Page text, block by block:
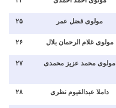
۲۵ مولوی فضل عمر
۲۶ مولوی غلام الرحمان بلال
۲۷ مولوی محمد عزیز محمدی
۲۸ داملا عبدالقیوم نظری